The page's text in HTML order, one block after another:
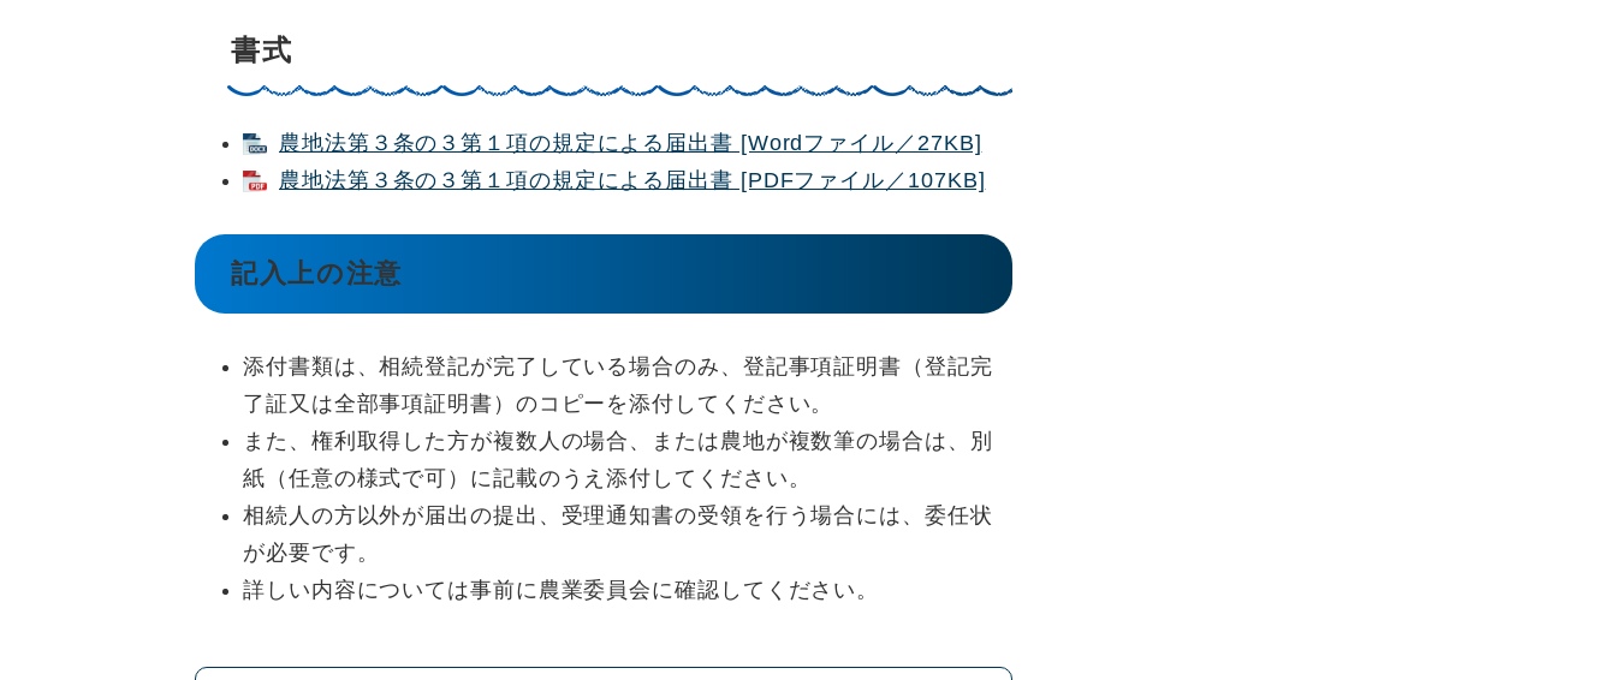
書式
農地法第３条の３第１項の規定による届出書 [Wordファイル／27KB]
農地法第３条の３第１項の規定による届出書 [PDFファイル／107KB]
記入上の注意
添付書類は、相続登記が完了している場合のみ、登記事項証明書（登記完
了証又は全部事項証明書）のコピーを添付してください。
また、権利取得した方が複数人の場合、または農地が複数筆の場合は、別
紙（任意の様式で可）に記載のうえ添付してください。
相続人の方以外が届出の提出、受理通知書の受領を行う場合には、委任状
が必要です。
詳しい内容については事前に農業委員会に確認してください。